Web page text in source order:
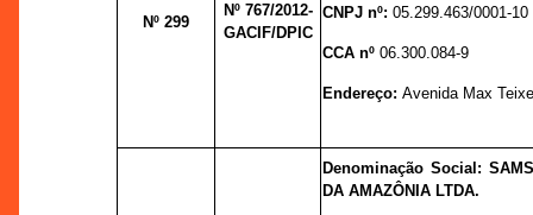
Nº 299
Nº 767/2012-
GACIF/DPIC
CNPJ nº:05.299.463/0001-10
CCA nº06.300.084-9
Endereço:Avenida Max
Denominação Social:
DA AMAZÔNIA LTDA.